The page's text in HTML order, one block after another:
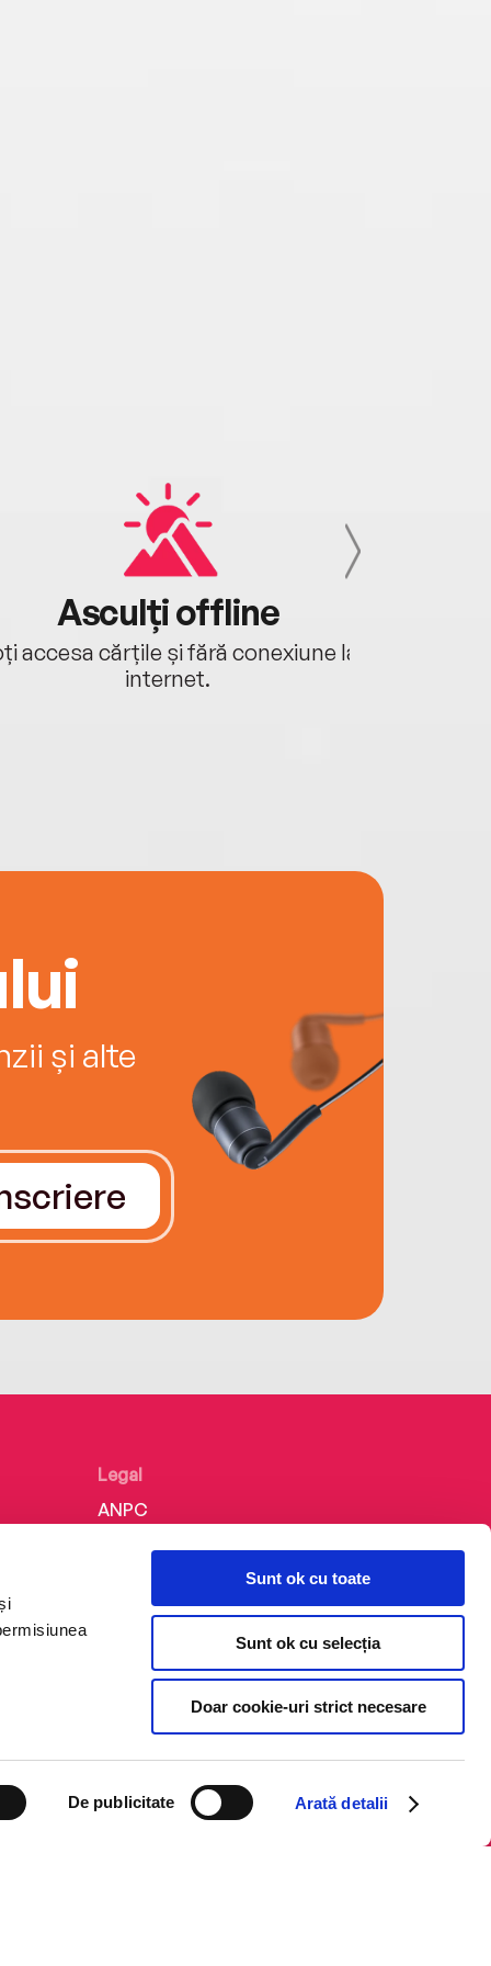
De publicitate Arată detalii
Sunt ok cu toate
Sunt ok cu selecția
Doar cookie-uri strict necesare
Asculți offline
accesa cărțile și fără conexiune la
internet.
și alte
Legal
ANPC
Politica de confidențialitate
Termeni și condiții